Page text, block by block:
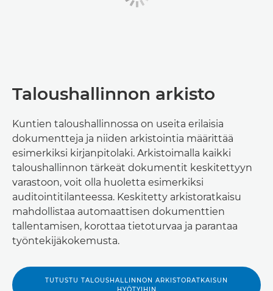
Taloushallinnon arkisto
Kuntien taloushallinnossa on useita erilaisia
dokumentteja ja niiden arkistointia määrittää
esimerkiksi kirjanpitolaki. Arkistoimalla kaikki
taloushallinnon tärkeät dokumentit keskitettyyn
varastoon, voit olla huoletta esimerkiksi
auditointitilanteessa. Keskitetty arkistoratkaisu
mahdollistaa automaattisen dokumenttien
tallentamisen, korottaa tietoturvaa ja parantaa
työntekijäkokemusta.
TUTUSTU TALOUSHALLINNON ARKISTORATKAISUN